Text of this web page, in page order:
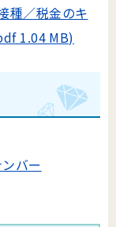
種／税金のキ
1.04 MB)
バー